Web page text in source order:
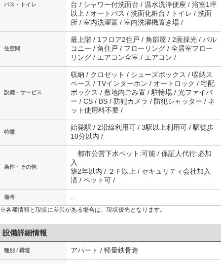
バス・トイレ
台 / シャワー付洗面台 / 温水洗浄便座 / 浴室1坪
以上 / オートバス / 洗面化粧台 / トイレ / 洗面
所 / 室内洗濯置 / 室内洗濯機置き場 /
住空間
最上階 / 1フロア2住戸 / 角部屋 / 2面採光 / バル
コニー / 角住戸 / フローリング / 全居室フロー
リング / エアコン全室 / エアコン /
設備・サービス
収納 / クロゼット / シューズボックス / 収納ス
ペース / TVインターホン / オートロック / 宅配
ボックス / 敷地内ごみ置 / 駐輪場 / 光ファイバ
ー / CS / BS / 防犯カメラ / 防犯シャッター / ネ
ット使用料不要 /
特徴
始発駅 / 2沿線利用可 / 3駅以上利用可 / 駅徒歩
10分以内 /
条件・その他
都市公営下水ペット:可能 / 保証人代行:必加
入
築2年以内 / ２Ｆ以上 / セキュリティ会社加入
済 / ペット可 /
備考 -
※各種情報と現状に差異がある場合は、現状優先となります。
設備詳細情報
種別 / 構造 アパート / 軽量鉄骨造